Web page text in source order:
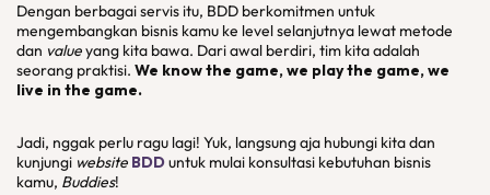
Dengan berbagai servis itu, BDD berkomitmen untuk
mengembangkan bisnis kamu ke level selanjutnya lewat metode
dan valueyang kita bawa. Dari awal berdiri, tim kita adalah
seorang praktisi. We know the game, we play the game, we
live in the game.
Jadi, nggak perlu ragu lagi! Yuk, langsung aja hubungi kita dan
kunjungi website BDDuntuk mulai konsultasi kebutuhan bisnis
kamu, Buddies!